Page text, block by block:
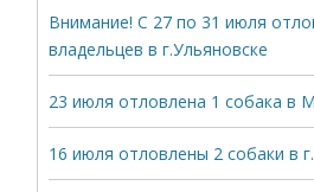
Внимание! С 27 по 31 июля
владельцев в г.Ульяновске
23 июля отловлена 1 собака в
16 июля отловлены 2 собаки в